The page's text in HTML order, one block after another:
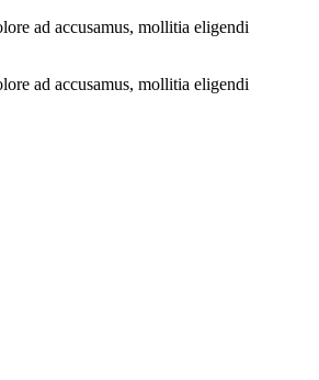
ad accusamus, mollitia eligendi
ad accusamus, mollitia eligendi